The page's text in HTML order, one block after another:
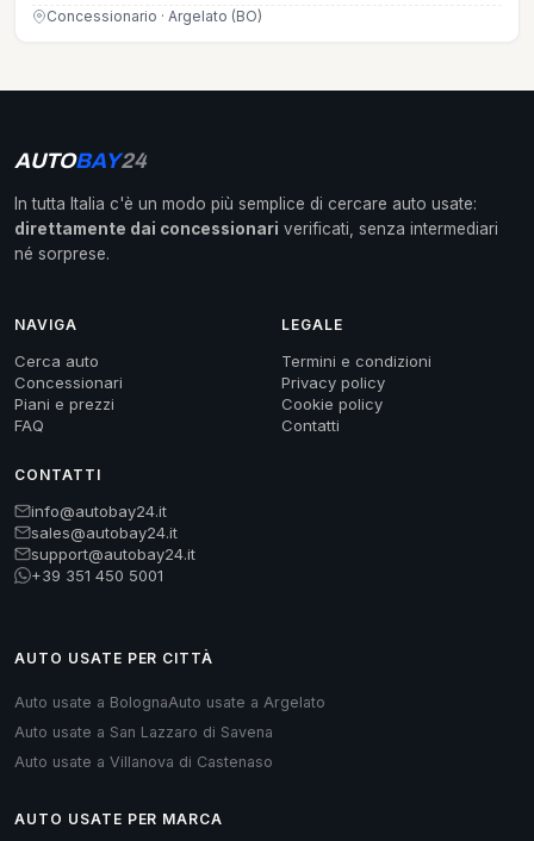
Concessionario · Argelato (BO)
AUTOBAY24
In tutta Italia c'è un modo più semplice di cercare auto usate:
direttamente dai concessionari verificati, senza intermediari
né sorprese.
NAVIGA
Cerca auto
Concessionari
Piani e prezzi
FAQ
LEGALE
Termini e condizioni
Privacy policy
Cookie policy
Contatti
CONTATTI
info@autobay24.it
sales@autobay24.it
support@autobay24.it
+39 351 450 5001
AUTO USATE PER CITTÀ
Auto usate a BolognaAuto usate a Argelato
Auto usate a San Lazzaro di Savena
Auto usate a Villanova di Castenaso
AUTO USATE PER MARCA